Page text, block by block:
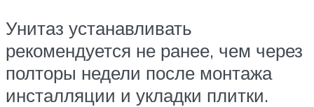
Унитаз устанавливать
рекомендуется не ранее, чем через
полторы недели после монтажа
инсталляции и укладки плитки.